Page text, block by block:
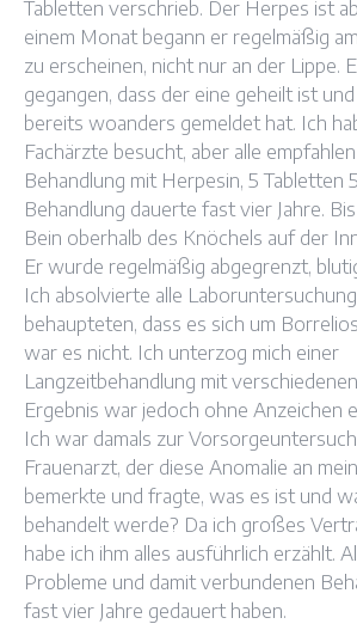
Tabletten verschrieb. Der Herpes ist
einem Monat begann er regelmäßig
zu erscheinen, nicht nur an der Lippe.
gegangen, dass der eine geheilt ist
bereits woanders gemeldet hat. Ich
Fachärzte besucht, aber alle
Behandlung mit Herpesin, 5 Tabletten
Behandlung dauerte fast vier Jahre.
Bein oberhalb des Knöchels auf der
Er wurde regelmäßig abgegrenzt,
Ich absolvierte alle
behaupteten, dass es sich um
war es nicht. Ich unterzog mich einer
Langzeitbehandlung mit
Ergebnis war jedoch ohne Anzeichen
Ich war damals zur
Frauenarzt, der diese Anomalie an
bemerkte und fragte, was es ist und
behandelt werde? Da ich großes
habe ich ihm alles ausführlich erzählt.
Probleme und damit verbundenen
fast vier Jahre gedauert haben.